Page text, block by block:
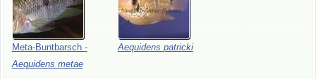
Meta-Buntbarsch -
Aequidens metae
Aequidens patricki